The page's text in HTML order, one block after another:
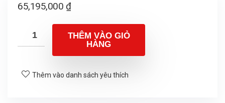
65,195,000 ₫
THÊM VÀO GIỎ
HÀNG
Thêm vào danh sách yêu thích